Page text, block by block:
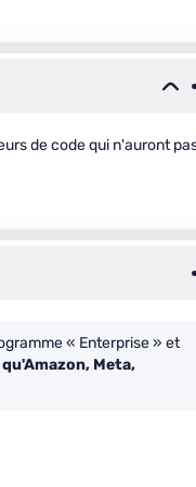
de code qui n'auront
« Enterprise » et
Meta,